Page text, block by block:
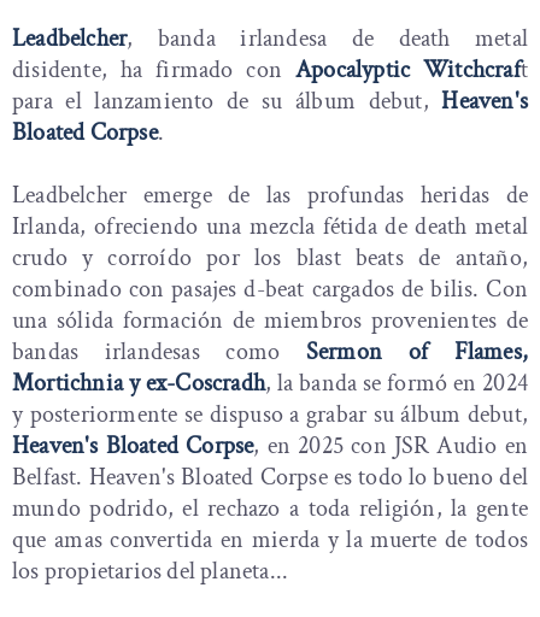
Leadbelcher, banda irlandesa de death metal
disidente, ha firmado con Apocalyptic Witchcraft
para el lanzamiento de su álbum debut,Heaven's
Bloated Corpse.
Leadbelcher emerge de las profundas heridas de
Irlanda, ofreciendo una mezcla fétida de death metal
crudo y corroído por los blast beats de antaño,
combinado con pasajes d-beat cargados de bilis. Con
una sólida formación de miembros provenientes de
bandas irlandesas como Sermon of Flames,
Mortichnia y ex-Coscradh, la banda se formó en 2024
y posteriormente se dispuso a grabar su álbum debut,
Heaven's Bloated Corpse, en 2025 con JSR Audio en
Belfast. Heaven's Bloated Corpse es todo lo bueno del
mundo podrido, el rechazo a toda religión, la gente
que amas convertida en mierda y la muerte de todos
los propietarios del planeta...